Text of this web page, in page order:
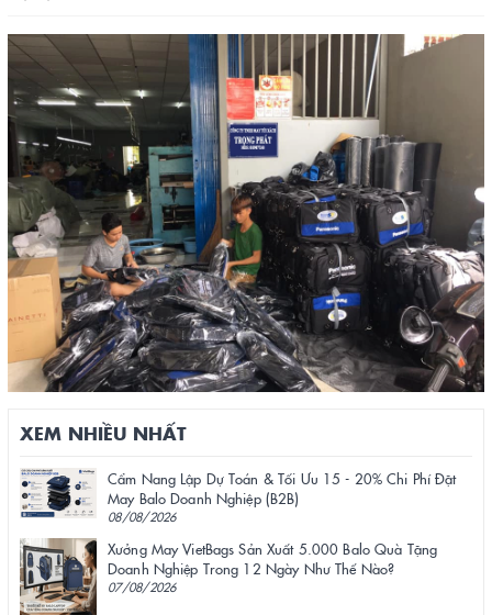
XEM NHIỀU NHẤT
Cẩm Nang Lập Dự Toán & Tối Ưu 15 - 20% Chi Phí Đặt
May Balo Doanh Nghiệp (B2B)
08/08/2026
Xưởng May VietBags Sản Xuất 5.000 Balo Quà Tặng
Doanh Nghiệp Trong 12 Ngày Như Thế Nào?
07/08/2026